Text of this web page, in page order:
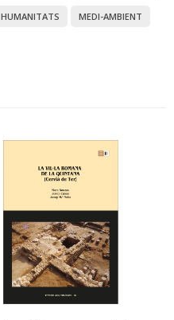
HUMANITATS MEDI-AMBIENT